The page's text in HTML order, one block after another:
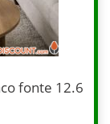
fonte 12.6